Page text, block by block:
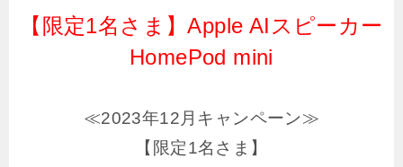
【限定1名さま】Apple AIスピーカー
HomePod mini
≪2023年12月キャンペーン≫
【限定1名さま】